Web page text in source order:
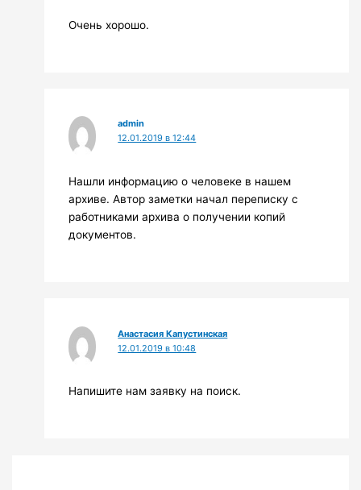
Очень хорошо.
admin
12.01.2019 в 12:44
Нашли информацию о человеке в нашем
архиве. Автор заметки начал переписку с
работниками архива о получении копий
документов.
Анастасия Капустинская
12.01.2019 в 10:48
Напишите нам заявку на поиск.